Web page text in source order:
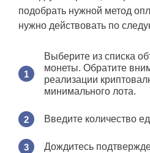
подобрать нужной метод
нужно действовать по
Выберите из списка
монеты. Обратите
реализации
минимального лота.
Введите количество
Дождитесь